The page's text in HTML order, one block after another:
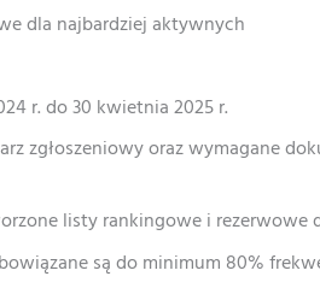
dla najbardziej aktywnych
r. do 30 kwietnia 2025 r.
zgłoszeniowy oraz wymagane
listy rankingowe i rezerwowe
są do minimum 80%